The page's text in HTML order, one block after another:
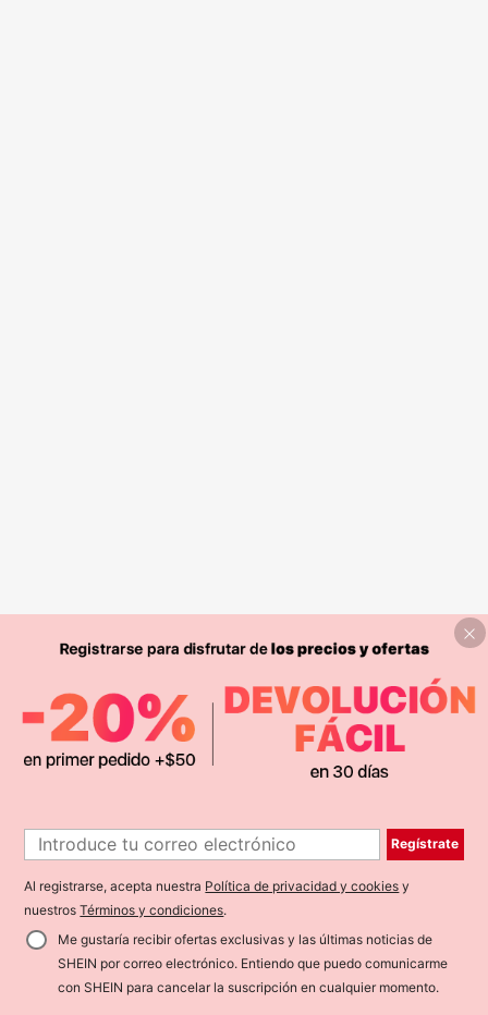
Regístrate
Al registrarse, acepta nuestra Política de privacidad y cookies y
nuestrosTérminos y condiciones.
Me gustaría recibir ofertas exclusivas y las últimas noticias de
SHEIN por correo electrónico. Entiendo que puedo comunicarme
con SHEIN para cancelar la suscripción en cualquier momento.